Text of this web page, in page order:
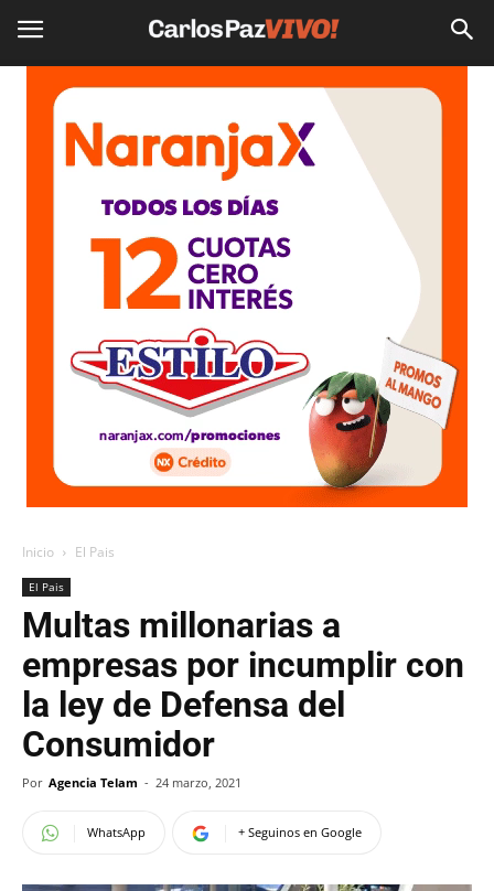
Inicio El Pais
El Pais
Multas millonarias a
empresas por incumplir con
la ley de Defensa del
Consumidor
Por Agencia Telam - 24 marzo, 2021
WhatsApp + Seguinos en Google